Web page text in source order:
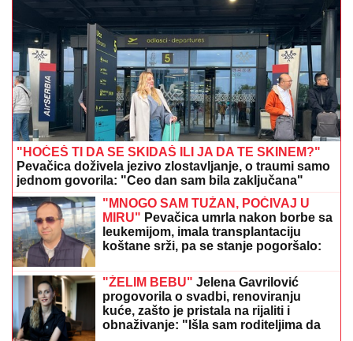
"HOĆEŠ TI DA SE SKIDAŠ ILI JA DA TE SKINEM?"
Pevačica doživela jezivo zlostavljanje, o traumi samo
jednom govorila: "Ceo dan sam bila zaključana"
"MNOGO SAM TUŽAN, POČIVAJ U
MIRU" Pevačica umrla nakon borbe sa
leukemijom, imala transplantaciju
koštane srži, pa se stanje pogoršalo:
"ŽELIM BEBU" Jelena Gavrilović
progovorila o svadbi, renoviranju
kuće, zašto je pristala na rijaliti i
obnaživanje: "Išla sam roditeljima da